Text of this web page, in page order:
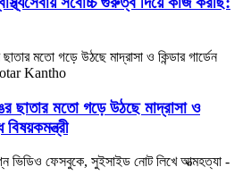
ছাতার মতো গড়ে উঠছে মাদ্রাসা ও
বিষয়কমন্ত্রী